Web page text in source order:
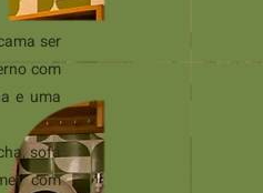
ser
com
e uma
sofá
com